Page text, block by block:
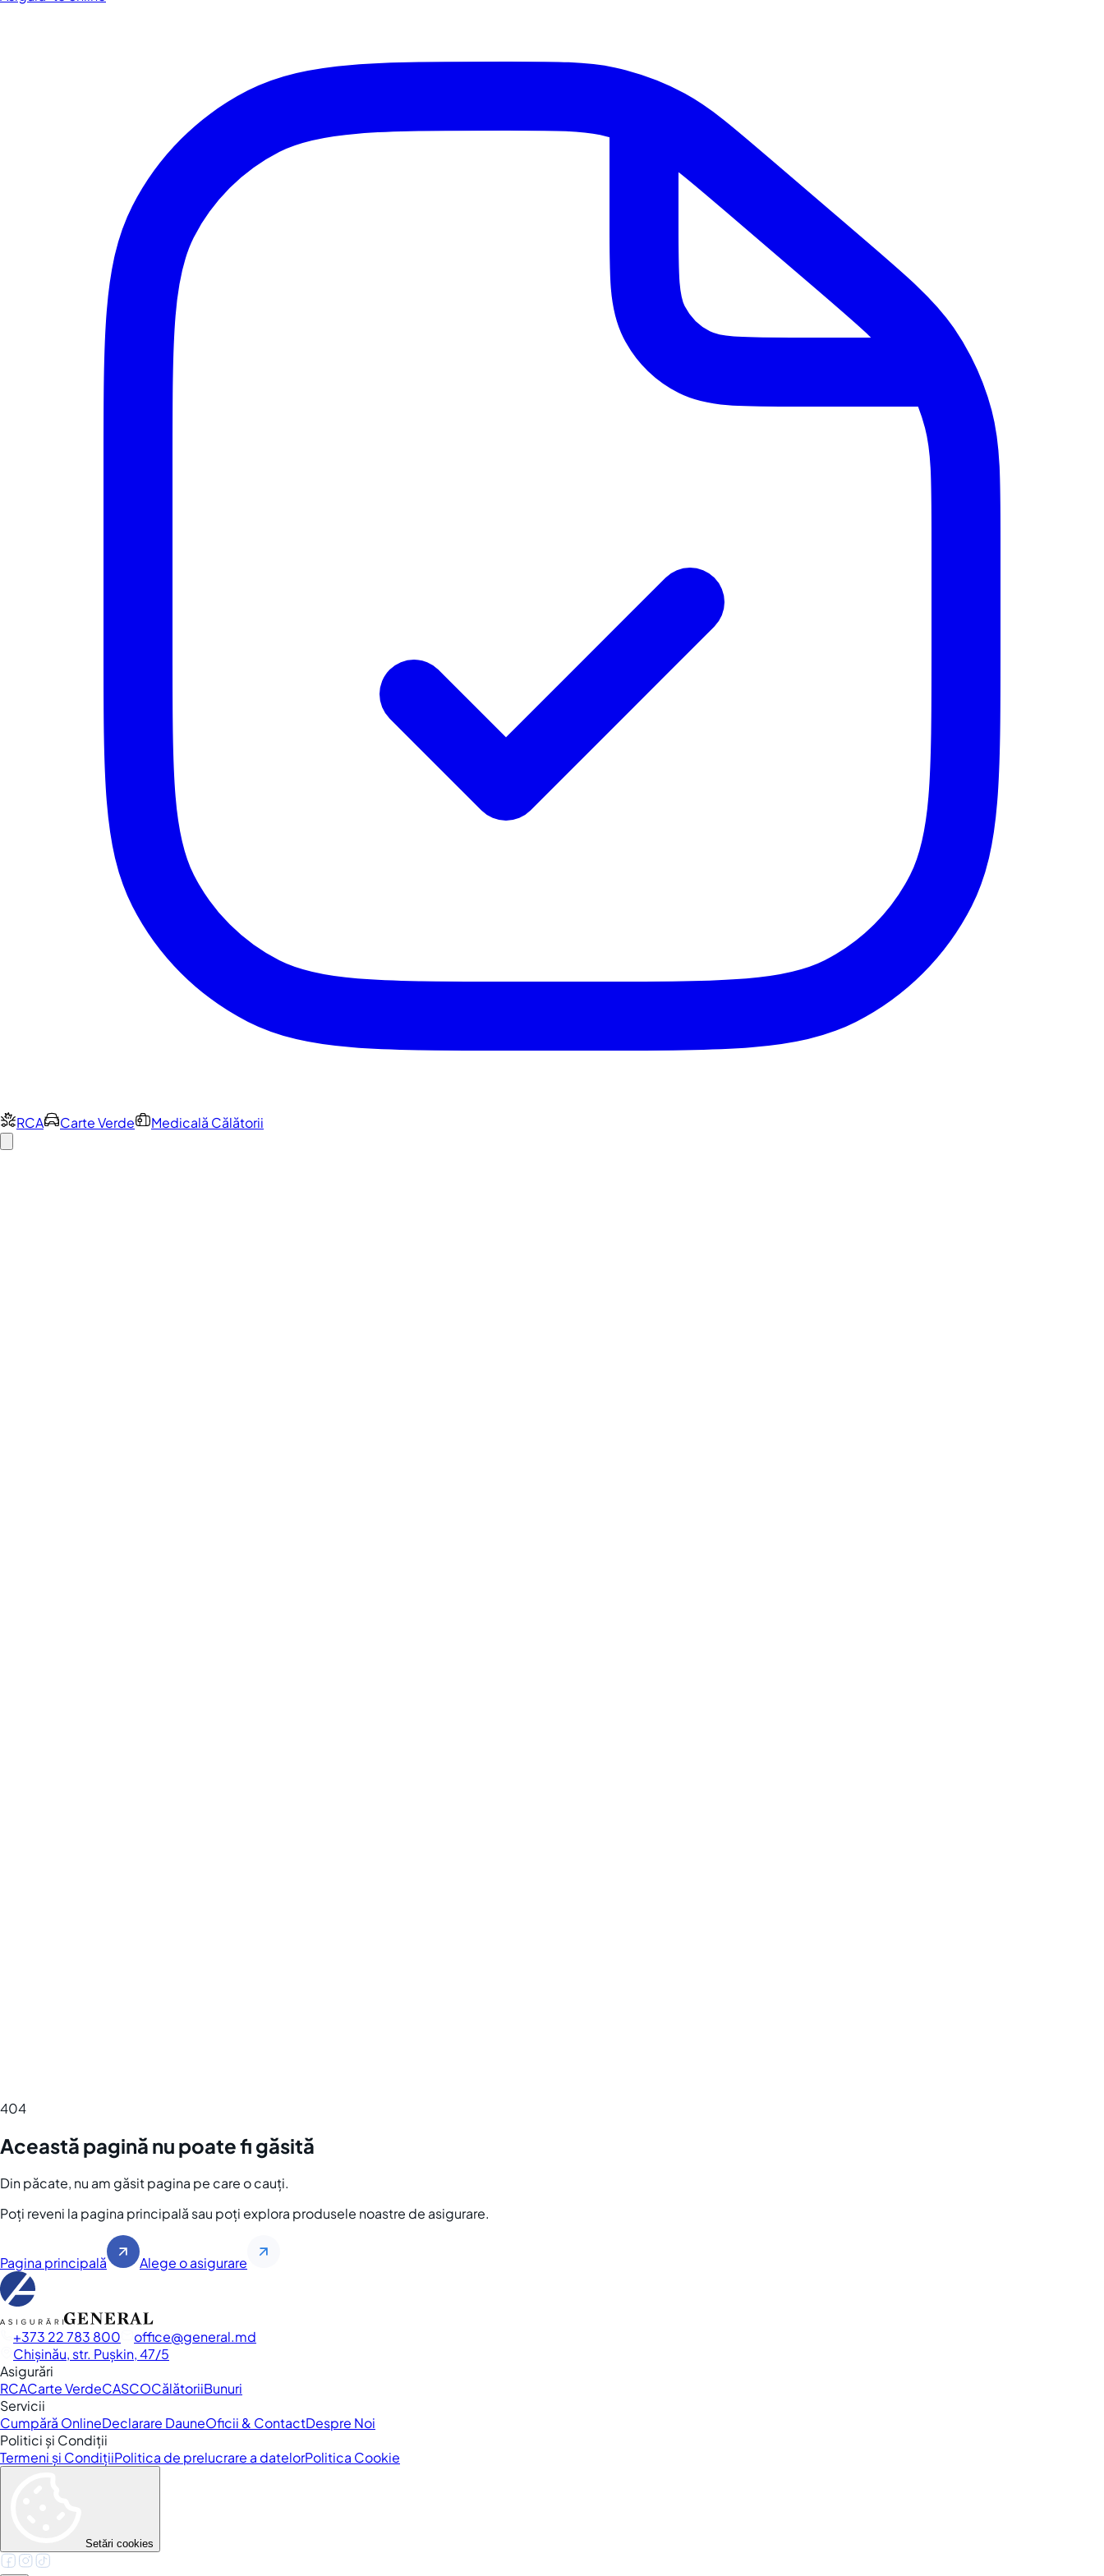
RCA Carte Verde Medicală Călătorii
404
Această pagină nu poate fi găsită
Din păcate, nu am găsit pagina pe care o cauți.
Poți reveni la pagina principală sau poți explora produsele noastre de asigurare.
Pagina principală Alege o asigurare
+373 22 783 800 office
general.md
Chișinău, str. Pușkin, 47/5
Asigurări
RCACarte VerdeCASCOCălătoriiBunuri
Servicii
Cumpără OnlineDeclarare DauneOficii & ContactDespre Noi
Politici și Condiții
Termeni și CondițiiPolitica de prelucrare a datelorPolitica Cookie
Setări cookies